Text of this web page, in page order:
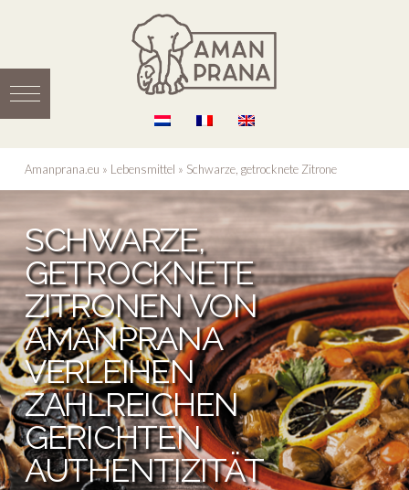
Amanprana.eu » Lebensmittel » Schwarze, getrocknete Zitrone
SCHWARZE,
GETROCKNETE
ZITRONEN VON
AMANPRANA
VERLEIHEN
ZAHLREICHEN
GERICHTEN
AUTHENTIZITÄT